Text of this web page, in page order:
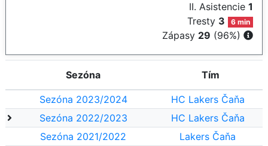
II. Asistencie 1
Tresty 3 6 min
Zápasy 29 (96%)
Sezóna Tím
Sezóna 2023/2024
HC Lakers Čaňa
Sezóna 2022/2023
HC Lakers Čaňa
Sezóna 2021/2022
Lakers Čaňa